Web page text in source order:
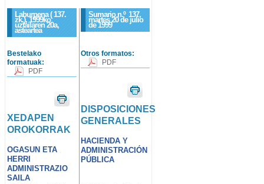
Laburpena ( 137.
zk.), 1999ko
uztailaren 20a,
asteartea
Sumario n.º 137,
martes 20 de julio
de 1999
Bestelako
formatuak:
PDF
XEDAPEN
OROKORRAK
OGASUN ETA
HERRI
ADMINISTRAZIO
SAILA
Otros formatos:
PDF
DISPOSICIONES
GENERALES
HACIENDA Y
ADMINISTRACIÓN
PÚBLICA